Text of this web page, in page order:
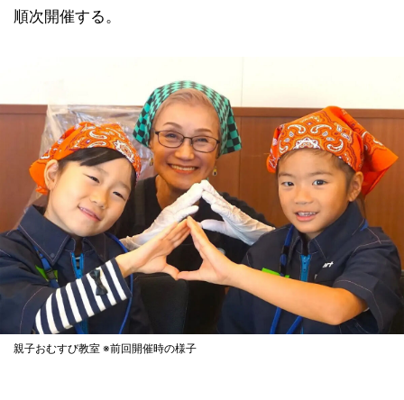
順次開催する。
親子おむすび教室 ※前回開催時の様子